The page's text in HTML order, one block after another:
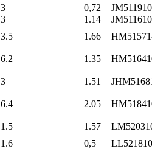
3 0,72
JM511910
3 1.14
JM511610
3.5 1.66
6.2 1.35
3 1.51
6.4 2.05
1.5 1.57
1.6 0,5
LL521810